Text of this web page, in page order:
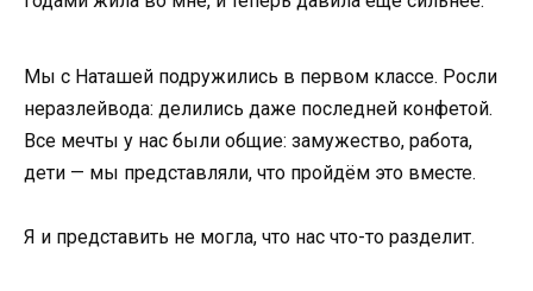
Мы с Наташей подружились в первом классе. Росли
неразлейвода: делились даже последней конфетой.
Все мечты у нас были общие: замужество, работа,
дети — мы представляли, что пройдём это вместе.
Я и представить не могла, что нас что-то разделит.